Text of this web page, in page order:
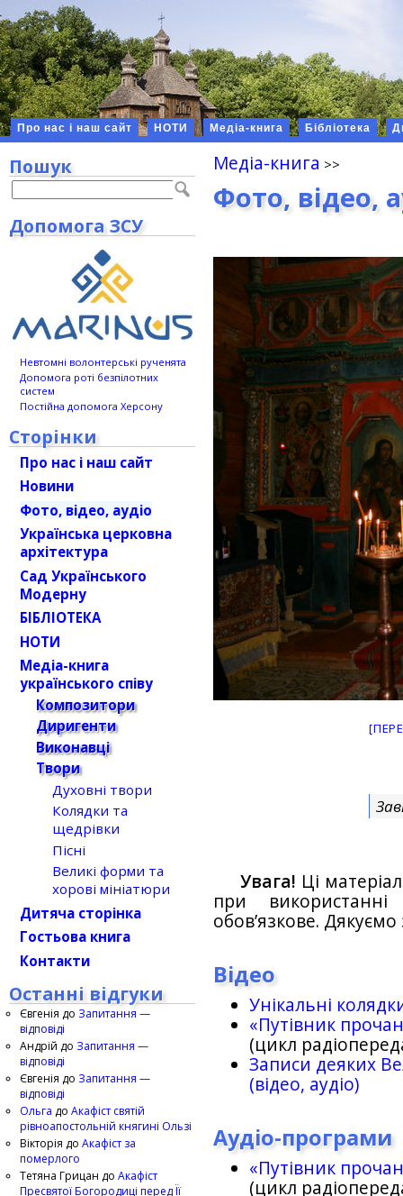
Про нас і наш сайт НОТИ Медіа-книга Бібліотека
Медіа-книга
Фото, відео,
Увага! Ці
при
обов’язкове.
Відео
Унікальні
«Путівник
(цикл
Записи деяких
(відео, аудіо)
Аудіо-програми
«Путівник
(цикл
Пошук
Допомога ЗСУ
Невтомні волонтерські рученята
Допомога роті безпілотних
систем
Постійна допомога Херсону
Сторінки
Про нас і наш сайт
Новини
Фото, відео, аудіо
Українська церковна
архітектура
Сад Українського
Модерну
БІБЛІОТЕКА
НОТИ
Медіа-книга
українського співу
Композитори
Диригенти
Виконавці
Твори
Духовні твори
Колядки та
щедрівки
Пісні
Великі форми та
хорові мініатюри
Дитяча сторінка
Гостьова книга
Контакти
Останні відгуки
Євгенія до Запитання —
відповіді
Андрій до Запитання —
відповіді
Євгенія до Запитання —
відповіді
Ольга до Акафіст святій
рівноапостольній княгині Ользі
Вікторія до Акафіст за
померлого
Тетяна Грицан до Акафіст
Пресвятої Богородиці перед Її